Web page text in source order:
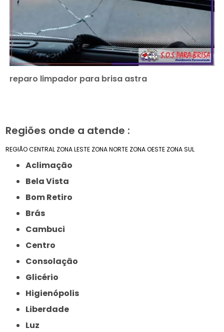
reparo limpador para brisa astra
Regiões onde a atende :
REGIÃO CENTRAL ZONA LESTE ZONA NORTE ZONA OESTE ZONA SUL
Aclimação
Bela Vista
Bom Retiro
Brás
Cambuci
Centro
Consolação
Glicério
Higienópolis
Liberdade
Luz